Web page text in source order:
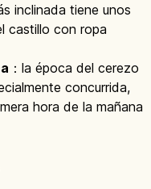
inclinada tiene unos
castillo con ropa
：la época del cerezo
concurrida,
hora de la mañana